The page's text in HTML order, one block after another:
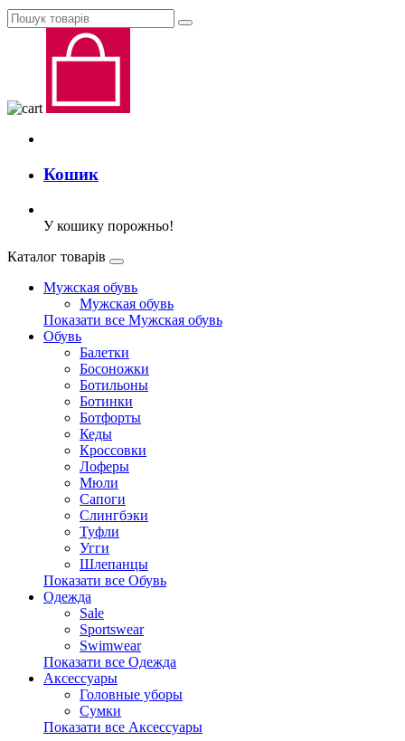
Кошик
У кошику порожньо!
Каталог товарів
Мужская обувь
Мужская обувь
Показати все Мужская обувь
Обувь
Балетки
Босоножки
Ботильоны
Ботинки
Ботфорты
Кеды
Кроссовки
Лоферы
Мюли
Сапоги
Слингбэки
Туфли
Угги
Шлепанцы
Показати все Обувь
Одежда
Sale
Sportswear
Swimwear
Показати все Одежда
Аксессуары
Головные уборы
Сумки
Показати все Аксессуары